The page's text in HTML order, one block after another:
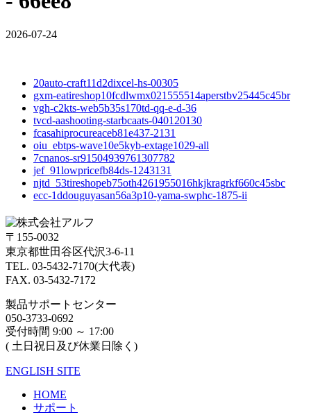
2026-07-24
20auto-craft11d2dixcel-hs-00305
gxm-eatireshop10fcdlwmx021555514aperstbv25445c45br
vgh-c2kts-web5b35s170td-qq-e-d-36
tvcd-aashooting-starbcaats-040120130
fcasahiprocureaceb81e437-2131
oiu_ebtps-wave10e5kyb-extage1029-all
7cnanos-sr91504939761307782
jef_91lowpricefb84ds-1243131
njtd_53tireshopeb75oth4261955016hkjkragrkf660c45sbc
ecc-1ddouguyasan56a3p10-yama-swphc-1875-ii
〒155-0032
東京都世田谷区代沢3-6-11
TEL. 03-5432-7170(大代表)
FAX. 03-5432-7172
製品サポートセンター
050-3733-0692
受付時間 9:00 ～ 17:00
( 土日祝日及び休業日除く)
ENGLISH SITE
HOME
サポート